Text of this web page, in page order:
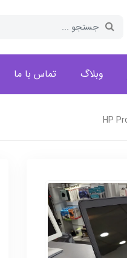
وبلاگ تماس با ما